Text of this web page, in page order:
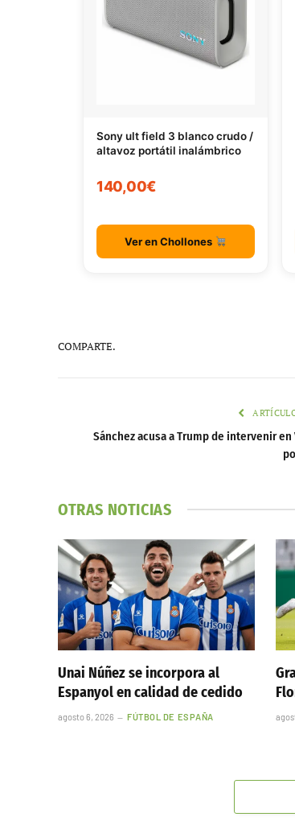
Sony ult field 3 blanco crudo /
altavoz portátil inalámbrico
140,00€
Ver en Chollones
COMPARTE.
Sánchez acusa a Trump de intervenir en
OTRAS NOTICIAS
Unai Núñez se incorpora al
Espanyol en calidad de cedido
agosto 6, 2026 FÚTBOL DE ESPAÑA